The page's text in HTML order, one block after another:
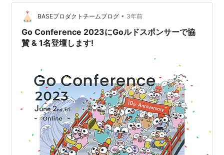
ラットフォーム「CloudSign（クラウドサイン）」は、
2015年よりGoを活用しており、長年サービスを支…
BASEプロダクトチームブログ • 3年前
Go Conference 2023にGoルドスポンサーで協
賛 & 1名登壇します!